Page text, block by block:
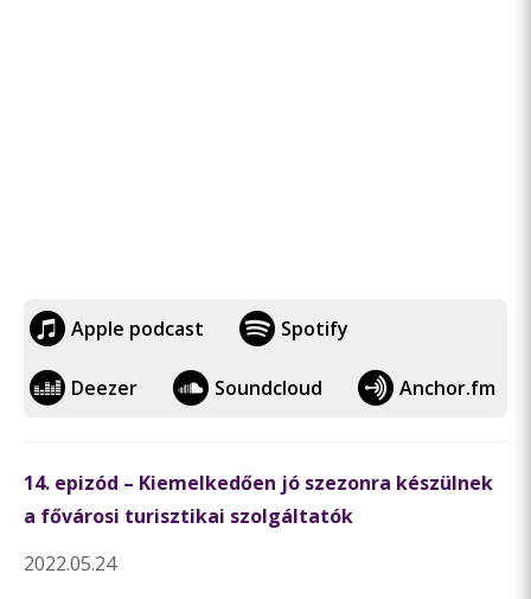
Apple podcast Spotify
Deezer Soundcloud Anchor.fm
14. epizód – Kiemelkedően jó szezonra készülnek
a fővárosi turisztikai szolgáltatók
2022.05.24